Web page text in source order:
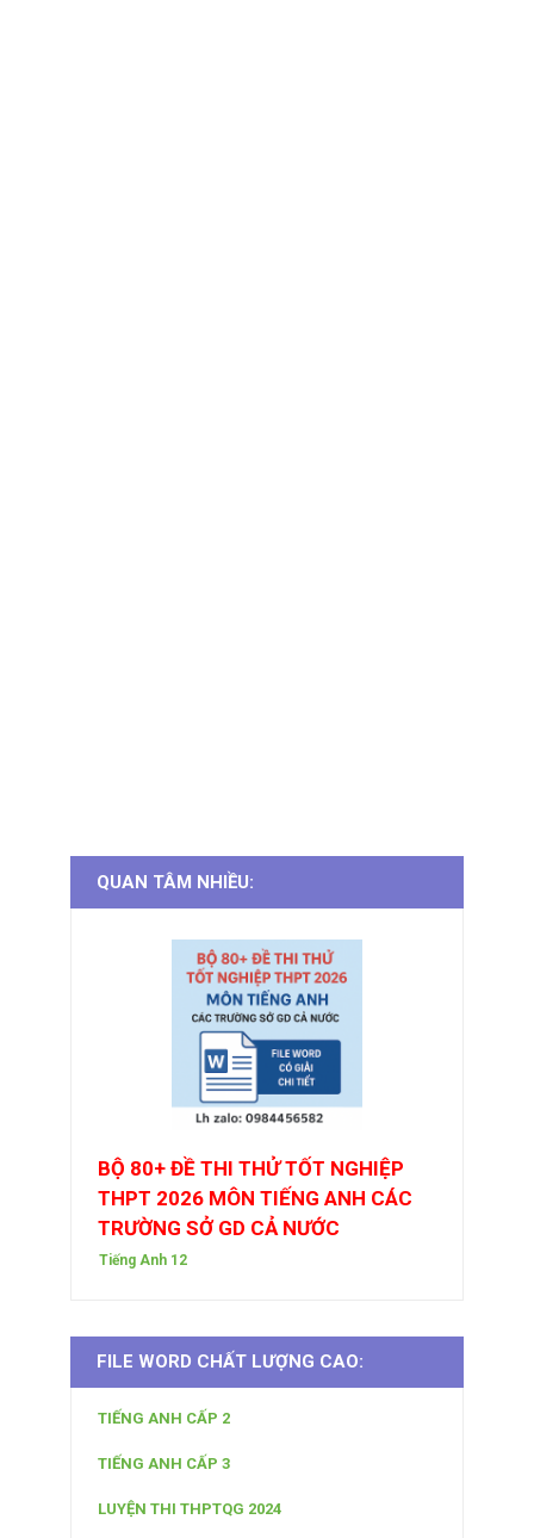
QUAN TÂM NHIỀU:
BỘ 80+ ĐỀ THI THỬ TỐT NGHIỆP
THPT 2026 MÔN TIẾNG ANH CÁC
TRƯỜNG SỞ GD CẢ NƯỚC
Tiếng Anh 12
FILE WORD CHẤT LƯỢNG CAO:
TIẾNG ANH CẤP 2
TIẾNG ANH CẤP 3
LUYỆN THI THPTQG 2024